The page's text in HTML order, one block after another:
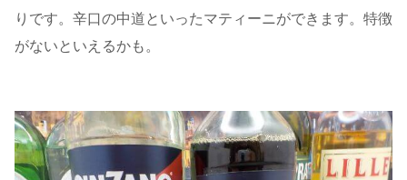
りです。辛口の中道といったマティーニができます。特徴
がないといえるかも。